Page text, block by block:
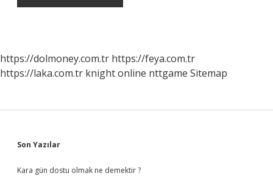
https://dolmoney.com.tr https://feya.com.tr
https://laka.com.tr knight online nttgame Sitemap
Sidebar
Son Yazılar
Kara gün dostu olmak ne demektir ?